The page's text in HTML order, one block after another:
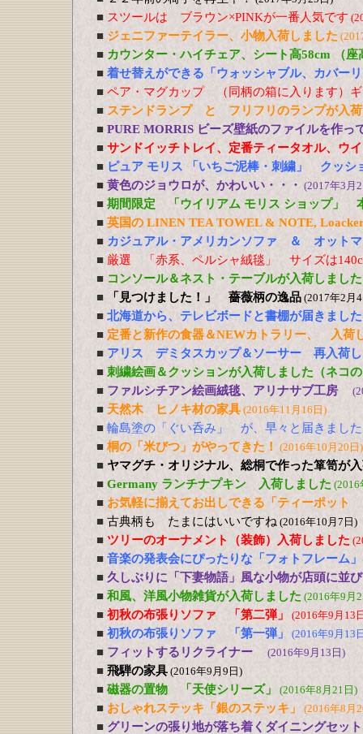
■ スツールは ブラウン×PINKが一番人気です
■ ジェニファーテイラー、小物入荷しました
■ カウンター・ハイチェア、シート高58cm （座
■ 着せ替えができる「ウォッシャブル、カバー
■ ペア・マグカップ （同柄の箱に入ります）
■ ステンドランプ と フリフリのランプが入荷
■ PURE MORRIS ビーズ壁紙のファイルを作っ
■ サンドイッチトレイ、定番ティータオル、ウ
■ ピュア モリス 「いちご泥棒・刺繍」 クッシ
■ 黄色のジョウロが、かわいい・・・ (2017年3月
■ 期間限定 「ウイリアム モリス ショップ」
■ 英国の LINEN TEA TOWEL & NOTE,
■ カジュアル・アメリカンソファ ＆ オット
■ 厳選 「赤系、ペルシャ絨毯」 サイズは
■ コンソール＆ネスト・テーブルが入荷しました
■ 「見つけました！」 薔薇柄の逸品 (2017年2月
■ 北海道から、テレビボードと書棚が届きました
■ 定番と新作の食器＆NEWカトラリー、 入荷
■ アリス デミタスカップ＆ソーサー 再入荷し
■ 刺繍絵画＆クッションが入荷しました（ネコ
■ ファルシチアン絵画絨毯、アリナサブ工房
■ 天然木 ヒノキ材の家具 (2016年11月16日)
■ 輪島塗の「ぐい呑み」 が、早々と届きました
■ 桐の「米びつ」がやってきた！ (2016年10月20日)
■ ヤマグチ・オリジナル、総桐で作った箪笥が
■ Germany ランチナプキン 入荷しました (2016
■ お気軽に揃えてお出しできる「ティーポッ
■ 古典柄も たまにはいいですね (2016年10月7日)
■ ツリーのオーナメント（装飾）入荷しました
■ 音楽の発表会にぴったりな「フォトフレーム
■ 久しぶりに「下妻物語」風な小物が店頭に並
■ 和風、洋風小物雑貨が入荷しました (2016年9月
■ 初秋の布張りソファ 「第二弾」 (2016年9月13
■ 初秋の布張りソファ 「第一弾」 (2016年9月13
■ フィットするリクライナー (2016年9月13日)
■ 飛騨の家具 (2016年9月9日)
■ 磁器の置物 「天使シリーズ」 (2016年8月21日)
■ おしゃれステッキ「銀のステッキ」 (2016年8月
■ グリーンの張り地が落ち着くダイニングセッ